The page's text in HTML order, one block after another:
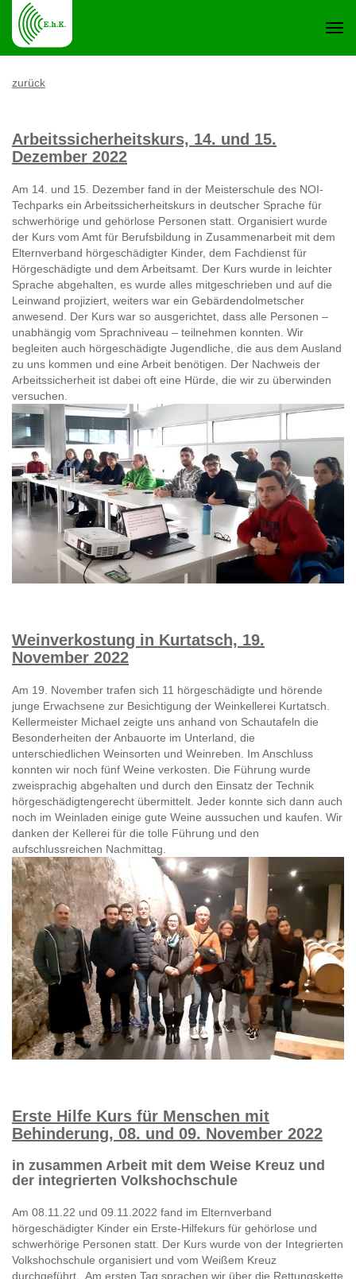
zurück
Arbeitssicherheitskurs, 14. und 15.
Dezember 2022
Am 14. und 15. Dezember fand in der Meisterschule des NOI-
Techparks ein Arbeitssicherheitskurs in deutscher Sprache für
schwerhörige und gehörlose Personen statt. Organisiert wurde
der Kurs vom Amt für Berufsbildung in Zusammenarbeit mit dem
Elternverband hörgeschädigter Kinder, dem Fachdienst für
Hörgeschädigte und dem Arbeitsamt. Der Kurs wurde in leichter
Sprache abgehalten, es wurde alles mitgeschrieben und auf die
Leinwand projiziert, weiters war ein Gebärdendolmetscher
anwesend. Der Kurs war so ausgerichtet, dass alle Personen –
unabhängig vom Sprachniveau – teilnehmen konnten. Wir
begleiten auch hörgeschädigte Jugendliche, die aus dem Ausland
zu uns kommen und eine Arbeit benötigen. Der Nachweis der
Arbeitssicherheit ist dabei oft eine Hürde, die wir zu überwinden
versuchen.
Weinverkostung in Kurtatsch, 19.
November 2022
Am 19. November trafen sich 11 hörgeschädigte und hörende
junge Erwachsene zur Besichtigung der Weinkellerei Kurtatsch.
Kellermeister Michael zeigte uns anhand von Schautafeln die
Besonderheiten der Anbauorte im Unterland, die
unterschiedlichen Weinsorten und Weinreben. Im Anschluss
konnten wir noch fünf Weine verkosten. Die Führung wurde
zweisprachig abgehalten und durch den Einsatz der Technik
hörgeschädigtengerecht übermittelt. Jeder konnte sich dann auch
noch im Weinladen einige gute Weine aussuchen und kaufen. Wir
danken der Kellerei für die tolle Führung und den
aufschlussreichen Nachmittag.
Erste Hilfe Kurs für Menschen mit
Behinderung, 08. und 09. November 2022
in zusammen Arbeit mit dem Weise Kreuz und
der integrierten Volkshochschule
Am 08.11.22 und 09.11.2022 fand im Elternverband
hörgeschädigter Kinder ein Erste-Hilfekurs für gehörlose und
schwerhörige Personen statt. Der Kurs wurde von der Integrierten
Volkshochschule organisiert und vom Weißem Kreuz
durchgeführt. Am ersten Tag sprachen wir über die Rettungskette